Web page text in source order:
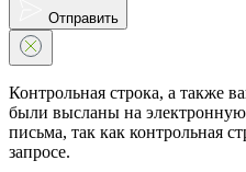
Отправить
Контрольная строка, а также
были высланы на
письма, так как контрольная
запросе.